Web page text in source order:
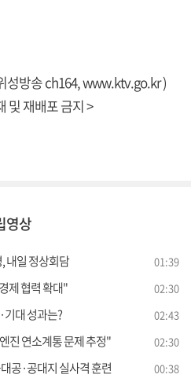
성방송 ch164,www.ktv.go.kr)
및 재배포 금지 >
영상
내일 정상회담 01:39
제 협력 확대" 02:30
기대 성과는? 02:43
진 연소계통 문제 추정" 02:30
공·공대지 실사격 훈련 00:38